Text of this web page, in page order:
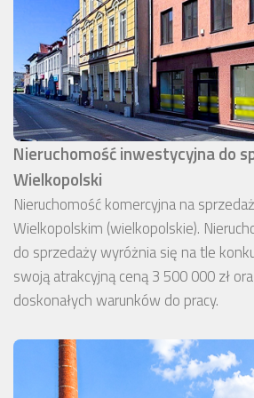
Nieruchomość inwestycyjna do
Wielkopolski
Nieruchomość komercyjna na
Wielkopolskim (wielkopolskie).
do sprzedaży wyróżnia się na tle
swoją atrakcyjną ceną 3 500 000 zł
doskonałych warunków do pracy.